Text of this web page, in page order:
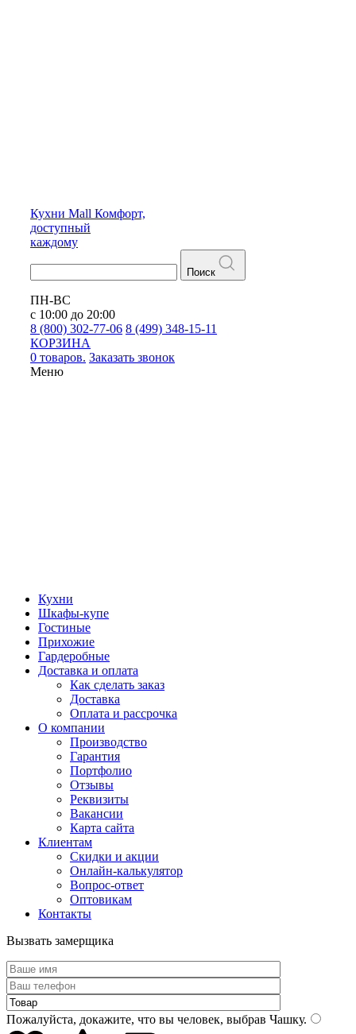
Кухни Mall Комфорт,
доступный
каждому
Поиск
ПН-ВС
с 10:00 до 20:00
8 (800) 302-77-06 8 (499) 348-15-11
КОРЗИНА
0 товаров. Заказать звонок
Меню
Кухни
Шкафы-купе
Гостиные
Прихожие
Гардеробные
Доставка и оплата
Как сделать заказ
Доставка
Оплата и рассрочка
О компании
Производство
Гарантия
Портфолио
Отзывы
Реквизиты
Вакансии
Карта сайта
Клиентам
Скидки и акции
Онлайн-калькулятор
Вопрос-ответ
Оптовикам
Контакты
Вызвать замерщика
Пожалуйста, докажите, что вы человек, выбрав Чашку.